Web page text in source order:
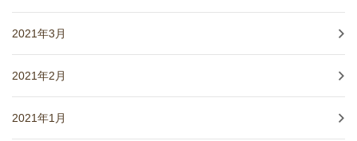
2021年3月
2021年2月
2021年1月